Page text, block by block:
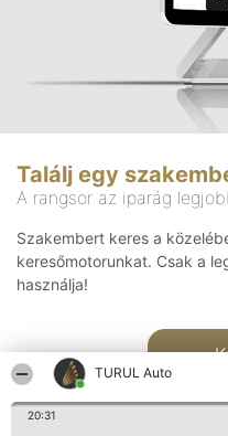
TURUL Auto
20:31
Találj egy
A rangsor az iparág
Szakembert keres a
keresőmotorunkat. Csak a
használja!